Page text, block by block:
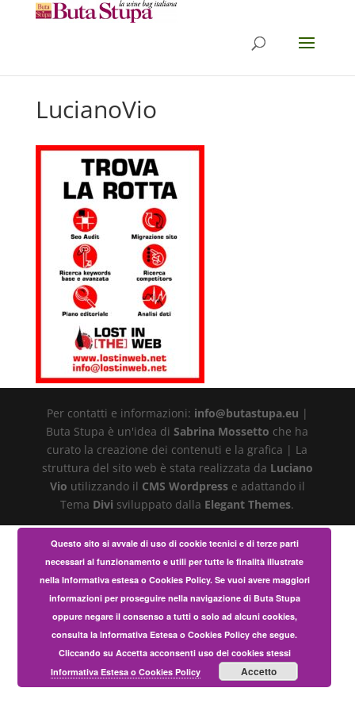
LucianoVio
Per contatti e informazioni: info@butastupa.eu |
Buta Stupa è un'idea diSabrina Mossetto che ha
curato la creazione dei contenuti e la grafica | La
struttura del sito web è stata realizzata da Luciano
Vio utilizzando il CMS Wordpresse adattando il
Tema Divi sviluppato dalla Elegant Themes.
Questo sito si avvale di uso di cookie tecnici e di terze parti
necessari al funzionamento e utili per tutte le finalità illustrate
nella Informativa estesa o Cookies Policy. Se vuoi avere maggiori
informazioni per proseguire nella navigazione di Buta Stupa
oppure negare il consenso a tutti o solo ad alcuni cookies,
consulta la Informativa Estesa o Cookies Policy che segue.
Cliccando su Accetta acconsenti uso dei cookies stessi
Informativa Estesa o Cookies Policy
Accetto